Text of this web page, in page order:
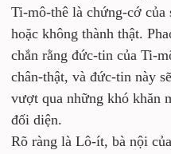
Ti-mô-thê là chứng-cớ của
hoặc không thành thật.
chắn rằng đức-tin của Ti-
chân-thật, và đức-tin này
vượt qua những khó khăn
đối diện.
Rõ ràng là Lô-ít, bà nội